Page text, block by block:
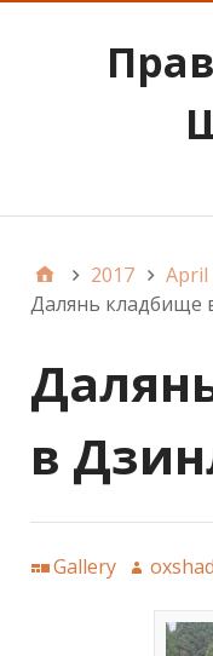
2017 April
Далянь кладбище
в
Gallery